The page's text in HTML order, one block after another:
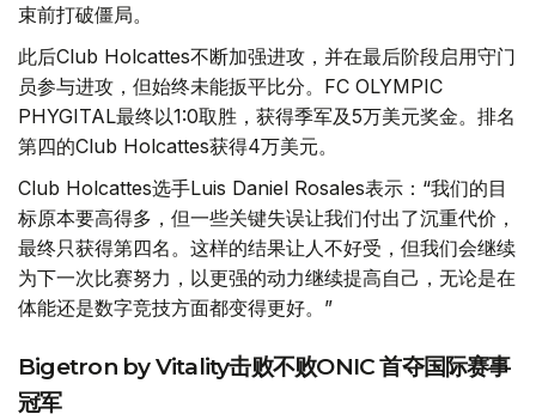
束前打破僵局。
此后Club Holcattes不断加强进攻，并在最后阶段启用守门
员参与进攻，但始终未能扳平比分。FC OLYMPIC
PHYGITAL最终以1:0取胜，获得季军及5万美元奖金。排名
第四的Club Holcattes获得4万美元。
Club Holcattes选手Luis Daniel Rosales表示：“我们的目
标原本要高得多，但一些关键失误让我们付出了沉重代价，
最终只获得第四名。这样的结果让人不好受，但我们会继续
为下一次比赛努力，以更强的动力继续提高自己，无论是在
体能还是数字竞技方面都变得更好。”
Bigetron by Vitality击败不败ONIC 首夺国际赛事
冠军